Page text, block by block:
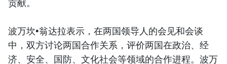
贡献。
波万坎•翁达拉表示，在两国领导人的会见和会谈
中，双方讨论两国合作关系，评价两国在政治、经
济、安全、国防、文化社会等领域的合作进程。波万